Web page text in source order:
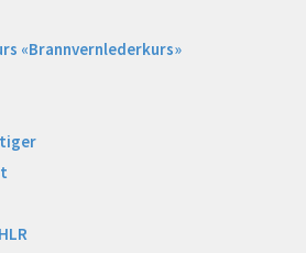
«Brannvernlederkurs»